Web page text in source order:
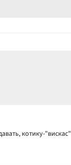
котику-"вискас"